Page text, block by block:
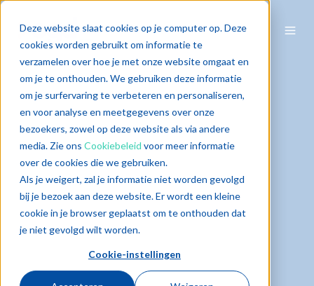
Deze website slaat cookies op je computer op. Deze
cookies worden gebruikt om informatie te
verzamelen over hoe je met onze website omgaat en
om je te onthouden. We gebruiken deze informatie
om je surfervaring te verbeteren en personaliseren,
en voor analyse en meetgegevens over onze
bezoekers, zowel op deze website als via andere
media. Zie ons Cookiebeleid voor meer informatie
over de cookies die we gebruiken.
Als je weigert, zal je informatie niet worden gevolgd
bij je bezoek aan deze website. Er wordt een kleine
cookie in je browser geplaatst om te onthouden dat
je niet gevolgd wilt worden.
Cookie-instellingen